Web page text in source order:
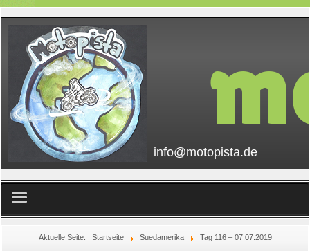
info@motopista.de
Aktuelle Seite: Startseite Suedamerika Tag 116 – 07.07.2019